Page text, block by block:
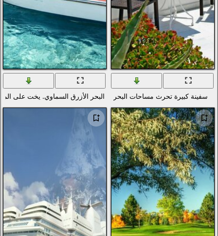
البحر الأزرق السماوي. يخت على الماء